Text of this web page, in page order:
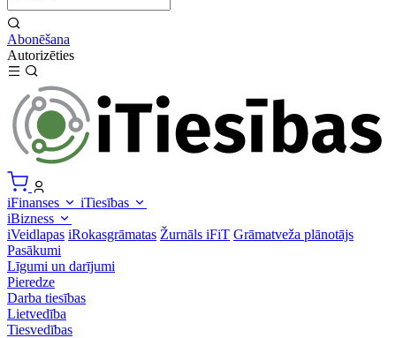
Abonēšana
Autorizēties
iFinanses
iTiesības
iBizness
iVeidlapas iRokasgrāmatas Žurnāls iFiT Grāmatveža plānotājs
Pasākumi
Līgumi un darījumi
Pieredze
Darba tiesības
Lietvedība
Tiesvedības